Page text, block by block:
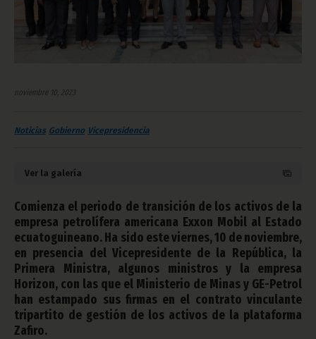
noviembre 10, 2023
Noticias Gobierno Vicepresidencia
Ver la galería
Comienza el periodo de transición de los activos de la
empresa petrolífera americana Exxon Mobil al Estado
ecuatoguineano. Ha sido este viernes, 10 de noviembre,
en presencia del Vicepresidente de la República, la
Primera Ministra, algunos ministros y la empresa
Horizon, con las que el Ministerio de Minas y GE-Petrol
han estampado sus firmas en el contrato vinculante
tripartito de gestión de los activos de la plataforma
Zafiro.